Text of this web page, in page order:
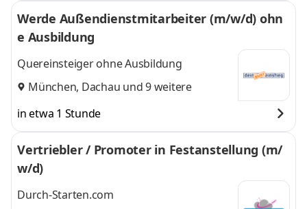
Werde Außendienstmitarbeiter (m/w/d) ohn
e Ausbildung
Quereinsteiger ohne Ausbildung
München, Dachau und 9 weitere
in etwa 1 Stunde
Vertriebler / Promoter in Festanstellung (m/
w/d)
Durch-Starten.com